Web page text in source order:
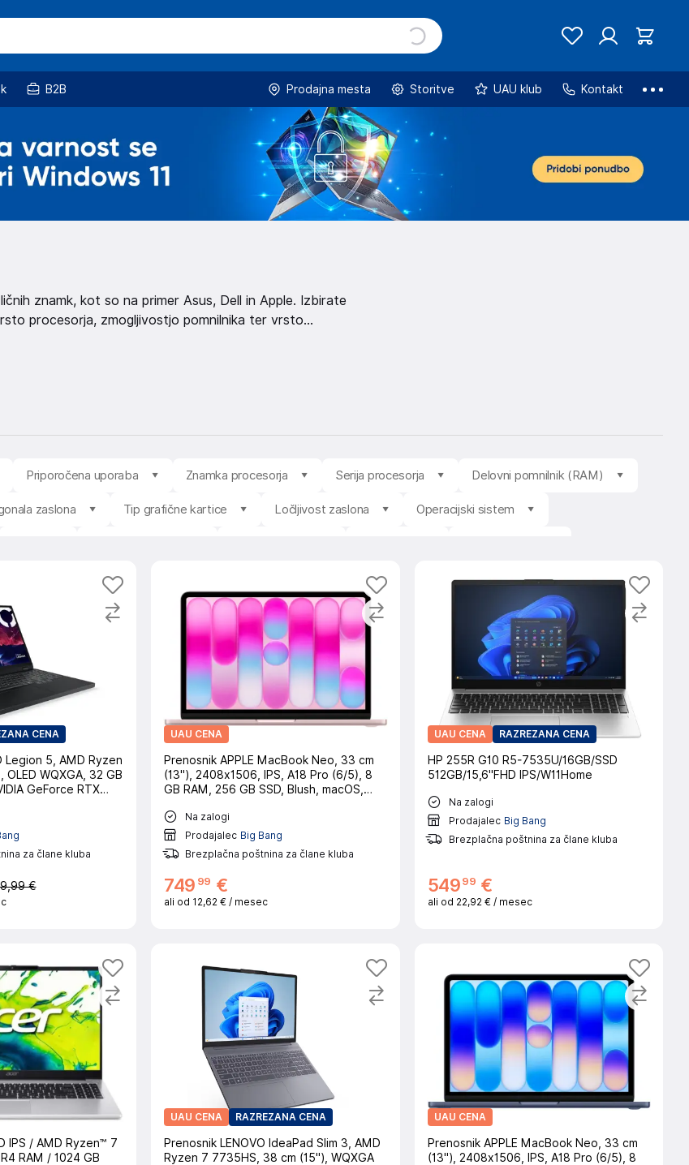
B2B Prodajna mesta Storitve UAU klub Kontakt
znamk, kot so na primer Asus, Dell in Apple. Izbirate
procesorja, zmogljivostjo pomnilnika ter vrsto
Priporočena uporaba Znamka procesorja Serija procesorja Delovni pomnilnik (RAM)
zaslona Tip grafične kartice Ločljivost zaslona Operacijski sistem
CENA
Legion 5, AMD Ryzen
WQXGA, 32 GB
GeForce RTX
za člane kluba
€
UAU CENA
Prenosnik APPLE MacBook Neo, 33 cm
(13"), 2408x1506, IPS, A18 Pro (6/5), 8
GB RAM, 256 GB SSD, Blush, macOS,
Na zalogi
Prodajalec Big Bang
Brezplačna poštnina za člane kluba
749 99 €
ali od 12,62 € / mesec
UAU CENA RAZREZANA CENA
HP 255R G10 R5-7535U/16GB/SSD
512GB/15,6''FHD IPS/W11Home
Na zalogi
Prodajalec Big Bang
Brezplačna poštnina za člane kluba
54999 €
ali od 22,92 € / mesec
IPS / AMD Ryzen™ 7
RAM / 1024 GB
UAU CENA RAZREZANA CENA
Prenosnik LENOVO IdeaPad Slim 3, AMD
Ryzen 7 7735HS, 38 cm (15"), WQXGA
UAU CENA
Prenosnik APPLE MacBook Neo, 33 cm
(13"), 2408x1506, IPS, A18 Pro (6/5), 8